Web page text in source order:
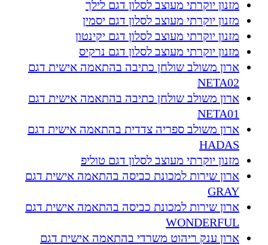
מזנון יוקרתי מעוצב לסלון דגם לילך
מזנון יוקרתי מעוצב לסלון דגם יסמין
מזנון יוקרתי מעוצב לסלון דגם יקינטון
מזנון יוקרתי מעוצב לסלון דגם נרקיס
ארון משולב שולחן כתיבה בהתאמה אישית דגם
NETA02
ארון משולב שולחן כתיבה בהתאמה אישית דגם
NETA01
ארון משולב ספריה צדדית בהתאמה אישית דגם
HADAS
מזנון יוקרתי מעוצב לסלון דגם טוליפ
ארון שירות למכונת כביסה בהתאמה אישית דגם
GRAY
ארון שירות למכונת כביסה בהתאמה אישית דגם
WONDERFUL
ארון ענק ריהוט משרדי בהתאמה אישית דגם